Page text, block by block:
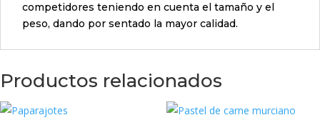
competidores teniendo en cuenta el tamaño y el
peso, dando por sentado la mayor calidad.
Productos relacionados